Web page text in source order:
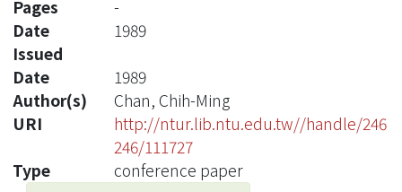
Pages
-
Date
Issued
1989
Date
1989
Author(s)
Chan, Chih-Ming
URI
http://ntur.lib.ntu.edu.tw//handle/246
246/111727
Type
conference paper